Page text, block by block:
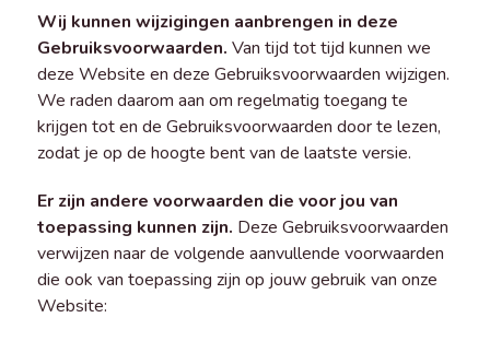
Wij kunnen wijzigingen aanbrengen in deze
Gebruiksvoorwaarden. Van tijd tot tijd kunnen we
deze Website en deze Gebruiksvoorwaarden wijzigen.
We raden daarom aan om regelmatig toegang te
krijgen tot en de Gebruiksvoorwaarden door te lezen,
zodat je op de hoogte bent van de laatste versie.
Er zijn andere voorwaarden die voor jou van
toepassing kunnen zijn. Deze Gebruiksvoorwaarden
verwijzen naar de volgende aanvullende voorwaarden
die ook van toepassing zijn op jouw gebruik van onze
Website: